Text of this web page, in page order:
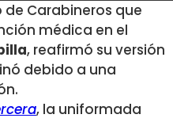
de Carabineros que
médica en el
, reafirmó su versión
debido a una
, la uniformada